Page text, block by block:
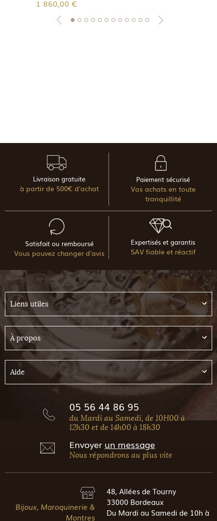
1 860,00 €
Livraison gratuite
à partir de 500€ d'achat
Paiement sécurisé
Vos achats en toute
tranquillité
Satisfait ou remboursé
Vous pouvez changer d'avis
Expertisés et garantis
SAV fiable et réactif
Liens utiles
À propos
Aide
05 56 44 86 95
du Mardi au Samedi, de 10H00 à
12h30 et de 14h00 à 18h30
Envoyer un message
Nous répondrons au plus vite
Bijoux, Maroquinerie &
Montres
48, Allées de Tourny
33000 Bordeaux
Du Mardi au Samedi de 10h à